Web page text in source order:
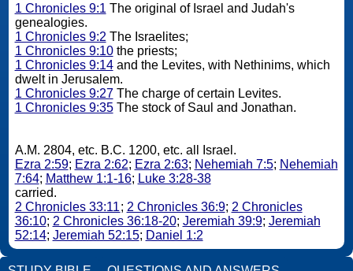
1 Chronicles 9:1 The original of Israel and Judah's
genealogies.
1 Chronicles 9:2 The Israelites;
1 Chronicles 9:10the priests;
1 Chronicles 9:14and the Levites, with Nethinims, which
dwelt in Jerusalem.
1 Chronicles 9:27The charge of certain Levites.
1 Chronicles 9:35The stock of Saul and Jonathan.
A.M. 2804, etc. B.C. 1200, etc. all Israel.
Ezra 2:59; Ezra 2:62; Ezra 2:63; Nehemiah 7:5; Nehemiah
7:64; Matthew 1:1-16; Luke 3:28-38
carried.
2 Chronicles 33:11; 2 Chronicles 36:9; 2 Chronicles
36:10; 2 Chronicles 36:18-20; Jeremiah 39:9; Jeremiah
52:14; Jeremiah 52:15; Daniel 1:2